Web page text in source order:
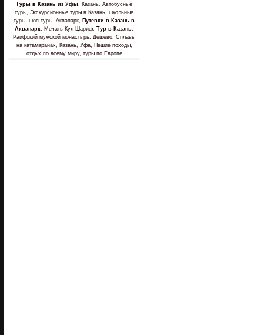
Туры в Казань из Уфы, Казань, Автобусные
туры, Экскурсионные туры в Казань, школьные
туры, шоп туры, Аквапарк, Путевки в Казань в
Аквапарк, Мечать Кул Шариф, Тур в Казань,
Раифский мужской монастырь, Дешево, Сплавы
на катамаранах, Казань, Уфа, Пешие походы,
отдых по всему миру, туры по Европе